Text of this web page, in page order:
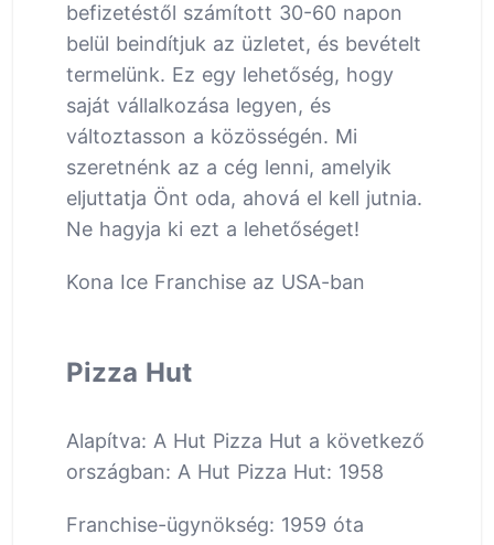
befizetéstől számított 30-60 napon
belül beindítjuk az üzletet, és bevételt
termelünk. Ez egy lehetőség, hogy
saját vállalkozása legyen, és
változtasson a közösségén. Mi
szeretnénk az a cég lenni, amelyik
eljuttatja Önt oda, ahová el kell jutnia.
Ne hagyja ki ezt a lehetőséget!
Kona Ice Franchise az USA-ban
Pizza Hut
Alapítva: A Hut Pizza Hut a következő
országban: A Hut Pizza Hut: 1958
Franchise-ügynökség: 1959 óta